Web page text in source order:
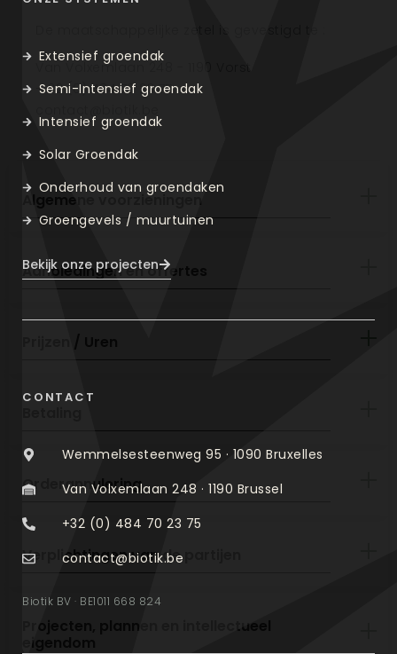
Van Volxemlaan 248 - 1190 Vorst
+ 32 (0) 484 70 23 75
Algemene voorzieningen
Aanbiedingen en offertes
Orderannulering
Verplichtingen van de partijen
Projecten, plannen en intellectueel
eigendom
Extensief groendak
Semi-Intensief groendak
Intensief groendak
Solar Groendak
Onderhoud van groendaken
Groengevels / muurtuinen
Bekijk onze projecten
CONTACT
Wemmelsesteenweg 95 · 1090 Bruxelles
Van Volxemlaan 248 · 1190 Brussel
+32 (0) 484 70 23 75
contact@biotik.be
Biotik BV · BE1011 668 824